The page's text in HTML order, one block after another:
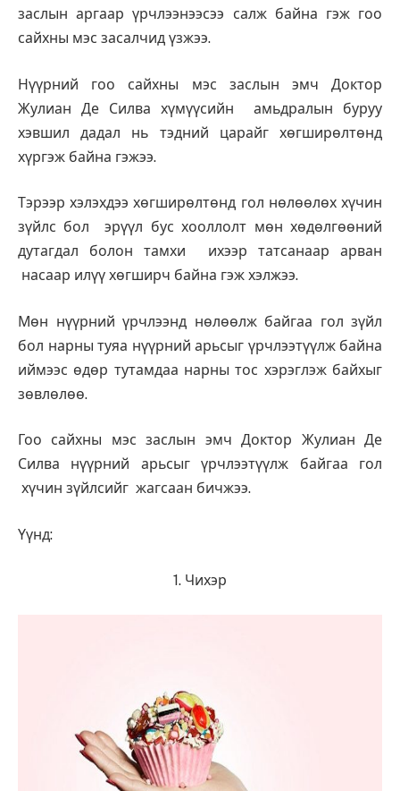
заслын аргаар үрчлээнээсээ салж байна гэж гоо
сайхны мэс засалчид үзжээ.
Нүүрний гоо сайхны мэс заслын эмч Доктор
Жулиан Де Силва хүмүүсийн амьдралын буруу
хэвшил дадал нь тэдний царайг хөгширөлтөнд
хүргэж байна гэжээ.
Тэрээр хэлэхдээ хөгширөлтөнд гол нөлөөлөх хүчин
зүйлс бол эрүүл бус хооллолт мөн хөдөлгөөний
дутагдал болон тамхи ихээр татсанаар арван
насаар илүү хөгширч байна гэж хэлжээ.
Мөн нүүрний үрчлээнд нөлөөлж байгаа гол зүйл
бол нарны туяа нүүрний арьсыг үрчлээтүүлж байна
иймээс өдөр тутамдаа нарны тос хэрэглэж байхыг
зөвлөлөө.
Гоо сайхны мэс заслын эмч Доктор Жулиан Де
Силва нүүрний арьсыг үрчлээтүүлж байгаа гол
хүчин зүйлсийг жагсаан бичжээ.
Үүнд:
1. Чихэр